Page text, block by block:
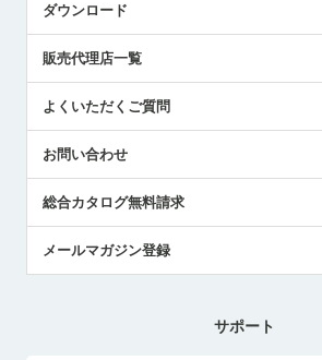
社員ブログ
中小企業のBCP地震対策
センサのテクニカルガイド
社長ブログ
ダウンロード
販売代理店一覧
よくいただくご質問
お問い合わせ
総合カタログ無料請求
メールマガジン登録
サポート